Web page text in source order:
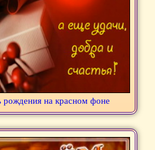
рождения на красном фоне